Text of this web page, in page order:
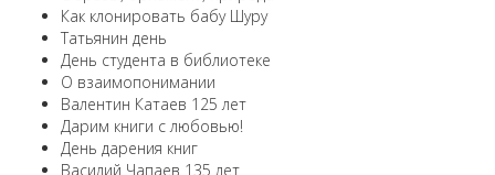
Как клонировать бабу Шуру
Татьянин день
День студента в библиотеке
О взаимопонимании
Валентин Катаев 125 лет
Дарим книги с любовью!
День дарения книг
Василий Чапаев 135 лет